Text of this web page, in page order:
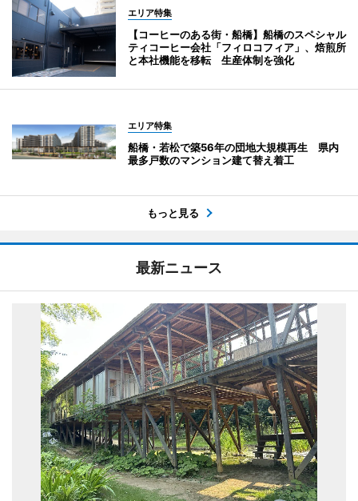
エリア特集
【コーヒーのある街・船橋】船橋のスペシャル
ティコーヒー会社「フィロコフィア」、焙煎所
と本社機能を移転 生産体制を強化
エリア特集
船橋・若松で築56年の団地大規模再生 県内
最多戸数のマンション建て替え着工
もっと見る
最新ニュース